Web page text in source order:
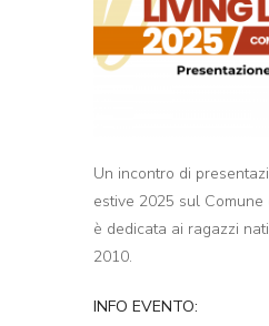
Un incontro di
estive 2025 sul Comune
è dedicata ai ragazzi
2010.
INFO EVENTO: